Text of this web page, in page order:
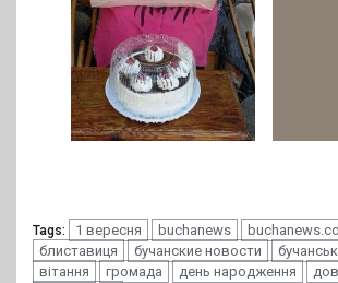
Tags: 1 вересня buchanews
блиставиця
бучанские новости
вітання
громада день народження